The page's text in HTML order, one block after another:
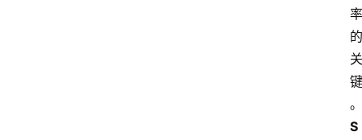
率
的
关
键
。
S